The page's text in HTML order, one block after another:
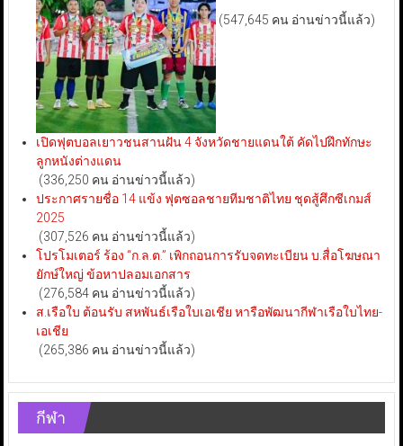
(547,645 คน อ่านข่าวนี้แล้ว)
เปิดฟุตบอลเยาวชนสานฝัน 4 จังหวัดชายแดนใต้ คัดไปฝึกทักษะ
ลูกหนังต่างแดน
(336,250 คน อ่านข่าวนี้แล้ว)
ประกาศรายชื่อ 14 แข้ง ฟุตซอลชายทีมชาติไทย ชุดสู้ศึกซีเกมส์
2025
(307,526 คน อ่านข่าวนี้แล้ว)
โปรโมเตอร์ ร้อง “ก.ล.ต.” เพิกถอนการรับจดทะเบียน บ.สื่อโฆษณา
ยักษ์ใหญ่ ข้อหาปลอมเอกสาร
(276,584 คน อ่านข่าวนี้แล้ว)
ส.เรือใบ ต้อนรับ สหพันธ์เรือใบเอเชีย หารือพัฒนากีฬาเรือใบไทย-
เอเชีย
(265,386 คน อ่านข่าวนี้แล้ว)
กีฬา